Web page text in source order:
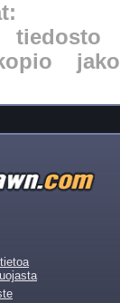
tiedosto
jako